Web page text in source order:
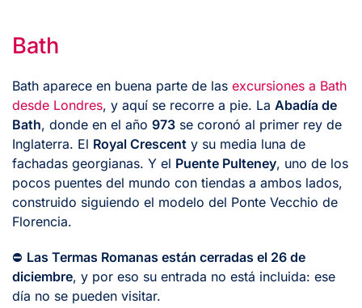
Bath
Bath aparece en buena parte de las excursiones a Bath
desde Londres, y aquí se recorre a pie. La Abadía de
Bath, donde en el año 973 se coronó al primer rey de
Inglaterra. El Royal Crescent y su media luna de
fachadas georgianas. Y el Puente Pulteney, uno de los
pocos puentes del mundo con tiendas a ambos lados,
construido siguiendo el modelo del Ponte Vecchio de
Florencia.
⛔ Las Termas Romanas están cerradas el 26 de
diciembre, y por eso su entrada no está incluida: ese
día no se pueden visitar.